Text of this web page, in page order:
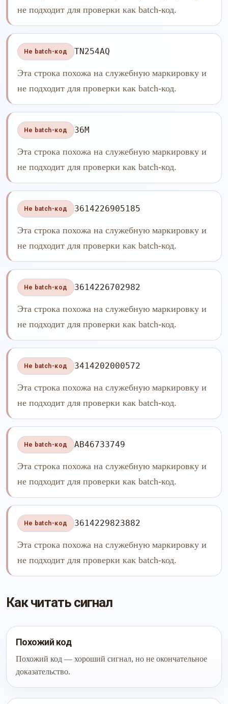
не подходит для проверки как batch-код.
Не batch-код TN254AQ
Эта строка похожа на служебную маркировку и
не подходит для проверки как batch-код.
Не batch-код 36M
Эта строка похожа на служебную маркировку и
не подходит для проверки как batch-код.
Не batch-код 3614226905185
Эта строка похожа на служебную маркировку и
не подходит для проверки как batch-код.
Не batch-код 3614226702982
Эта строка похожа на служебную маркировку и
не подходит для проверки как batch-код.
Не batch-код 3414202000572
Эта строка похожа на служебную маркировку и
не подходит для проверки как batch-код.
Не batch-код AB46733749
Эта строка похожа на служебную маркировку и
не подходит для проверки как batch-код.
Не batch-код 3614229823882
Эта строка похожа на служебную маркировку и
не подходит для проверки как batch-код.
Как читать сигнал
Похожий код
Похожий код — хороший сигнал, но не окончательное
доказательство.